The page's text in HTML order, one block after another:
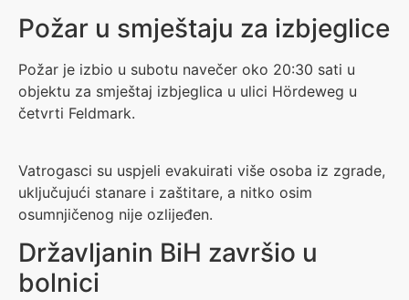
Požar u smještaju za izbjeglice
Požar je izbio u subotu navečer oko 20:30 sati u
objektu za smještaj izbjeglica u ulici Hördeweg u
četvrti Feldmark.
Vatrogasci su uspjeli evakuirati više osoba iz zgrade,
uključujući stanare i zaštitare, a nitko osim
osumnjičenog nije ozlijeđen.
Državljanin BiH završio u
bolnici